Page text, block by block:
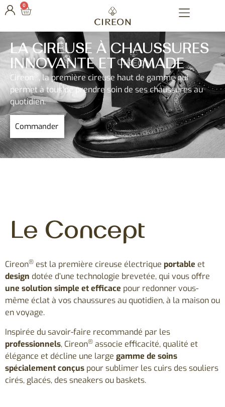
0
LA CIREUSE À CHAUSSURES
INNOVANTE ET NOMADE
Cireon , la première cireuse haut de gamme qui
permet à tous de prendre soin de ses chaussures au
quotidien.
Commander
Le Concept
Cireon® est la première cireuse électrique portable et
design dotée d’une technologie brevetée, qui vous offre
une solution simple et efficace pour redonner vous-
même éclat à vos chaussures au quotidien,à la maison ou
en voyage.
Inspirée du savoir-faire recommandé par les
professionnels, Cireon® associe efficacité, qualité et
élégance et décline une large gamme de soins
spécialement conçus pour sublimer les cuirs des souliers
cirés, glacés, des sneakers ou baskets.